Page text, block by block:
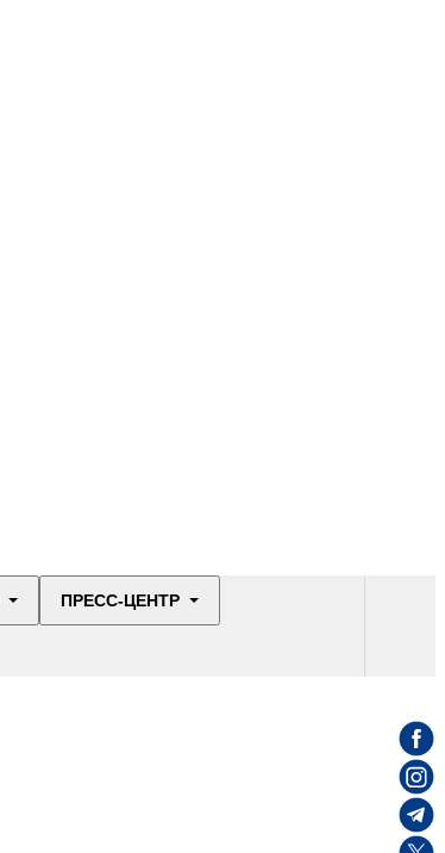
ПРЕСС-ЦЕНТР